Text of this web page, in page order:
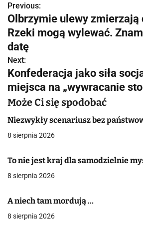
N
a
w
i
g
a
c
j
a
w
p
i
Previous:
Olbrzymie ulewy zmierzają
Rzeki mogą wylewać.
datę
Next:
Konfederacja jako siła
miejsca na „wywracanie
Może Ci się spodobać
Niezwykły scenariusz bez
8 sierpnia 2026
To nie jest kraj dla samodzielnie
8 sierpnia 2026
A niech tam mordują …
8 sierpnia 2026